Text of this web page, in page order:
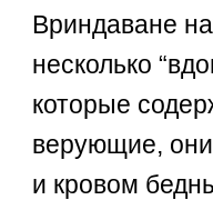
Вриндаване
несколько
которые
верующие,
и кровом